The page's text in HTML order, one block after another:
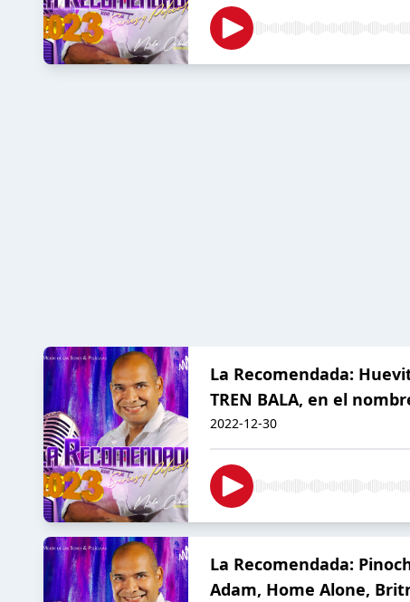
La Recomendada:
TREN BALA, en el
2022-12-30
La Recomendada:
Adam, Home Alone,